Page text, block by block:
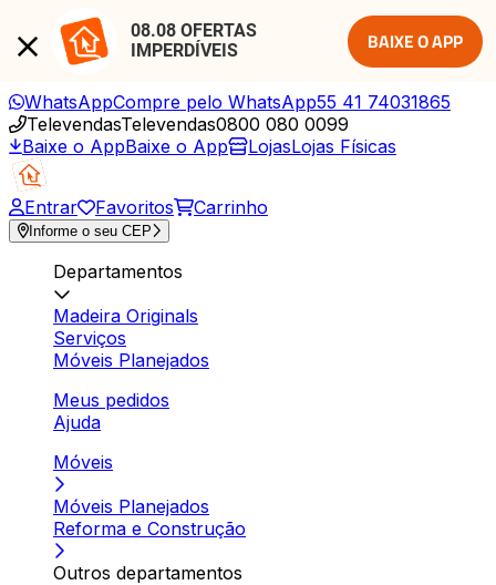
08.08 OFERTAS
IMPERDÍVEIS
BAIXE O APP
WhatsAppCompre pelo WhatsApp55 41 74031865
TelevendasTelevendas0800 080 0099
Baixe o AppBaixe o App LojasLojas Físicas
Entrar Favoritos Carrinho
Informe o seu CEP
Departamentos
Madeira Originals
Serviços
Móveis Planejados
Meus pedidos
Ajuda
Móveis
Móveis Planejados
Reforma e Construção
Outros departamentos